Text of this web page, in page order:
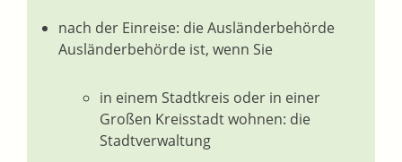
nach der Einreise: die Ausländerbehörde
Ausländerbehörde ist, wenn Sie
in einem Stadtkreis oder in einer
Großen Kreisstadt wohnen: die
Stadtverwaltung